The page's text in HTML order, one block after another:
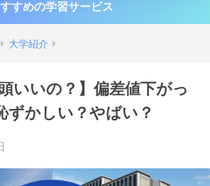
すめの学習サービス
大学紹介
いいの？】偏差値下がっ
ずかしい？やばい？